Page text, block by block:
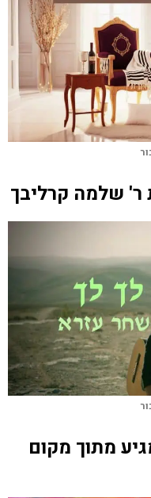
ר' שלמה קרליבך
מתוך מקום